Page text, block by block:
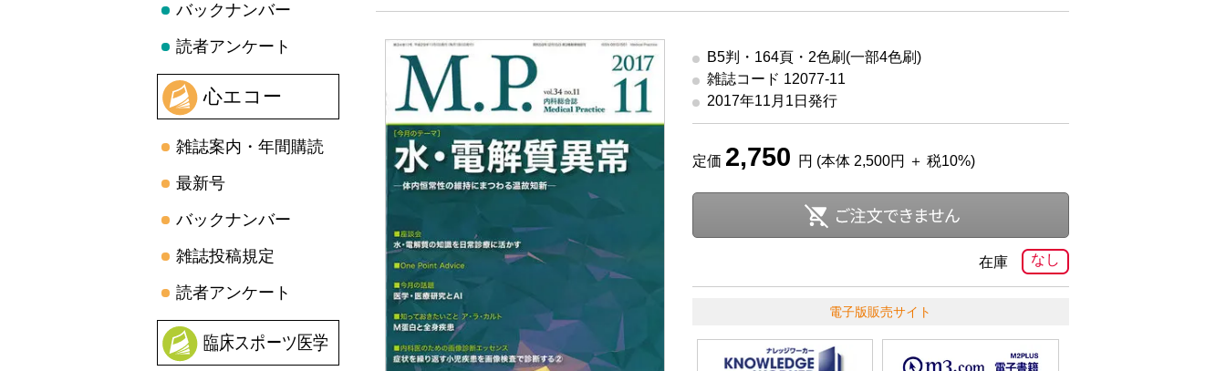
バックナンバー
読者アンケート
心エコー
雑誌案内・年間購読
最新号
バックナンバー
雑誌投稿規定
読者アンケート
臨床スポーツ医学
B5判・164頁・2色刷(一部4色刷)
雑誌コード 12077-11
2017年11月1日発行
定価 2,750 円 (本体 2,500円 ＋ 税10%)
なし
在庫
電子版販売サイト